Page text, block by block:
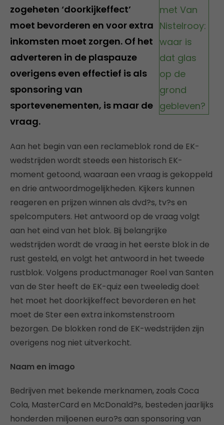
zogeheten ‘doorkijkeffect’
moet bevorderen en voor extra
inkomsten moet zorgen. Of het
adverteren in de plaspauze
overigens even effectief is als
sponsoring van
sportevenementen, is maar de
vraag.
Aan het begin van een reclameblok rond de EK-
wedstrijden wordt steeds een historisch EK-
moment getoond, waaraan een vraag is gekoppeld
en drie antwoordmogelijkheden. Kijkers kunnen
reageren en prijzen winnen als dvd?s, tv?s en
spelcomputers. Het antwoord op de vraag volgt
aan het eind van het blok. Bij belangrijke
wedstrijden wordt de vraag in het eerste blok in de
rust gesteld, en volgt het antwoord in het tweede
rustblok. Volgens productmanager Roel van Santen
van de Ster heeft de EK-quiz een tweeledig doel:
het moet het doorkijkeffect bevorderen en het
moet de Ster een extra inkomstenstroom
bezorgen. De blokken rond de EK-wedstrijden zijn
overigens nog niet uitverkocht.
Naam en imago
Bedrijven met bekende merknamen, zoals Coca
Cola, MasterCard en McDonald?s, besteden jaarlijks
honderden miljoenen euro?s aan sponsoring van